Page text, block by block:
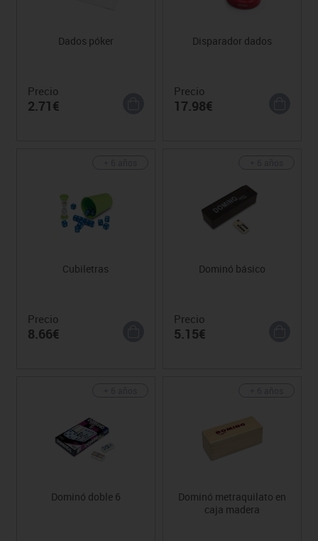
Dados póker
Precio
2.71€
Disparador dados
Precio
17.98€
Cubiletras
Precio
8.66€
Dominó básico
Precio
5.15€
Dominó doble 6
Dominó metraquilato en
caja madera